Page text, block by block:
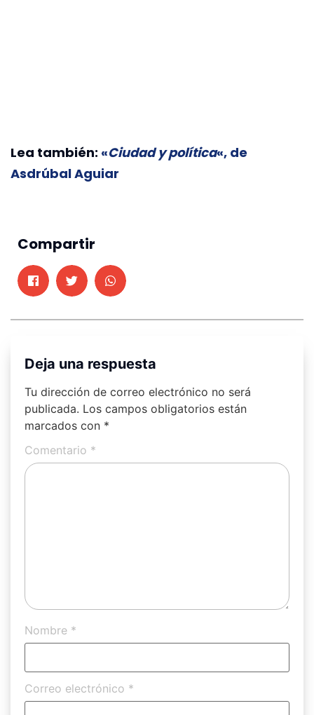
Lea también: «Ciudad y política«, de
Asdrúbal Aguiar
Compartir
Deja una respuesta
Tu dirección de correo electrónico no será
publicada. Los campos obligatorios están
marcados con *
Comentario *
Nombre *
Correo electrónico *